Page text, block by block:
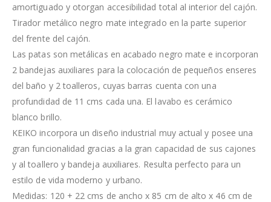
amortiguado y otorgan accesibilidad total al interior del cajón.
Tirador metálico negro mate integrado en la parte superior
del frente del cajón.
Las patas son metálicas en acabado negro mate e incorporan
2 bandejas auxiliares para la colocación de pequeños enseres
del baño y 2 toalleros, cuyas barras cuenta con una
profundidad de 11 cms cada una. El lavabo es cerámico
blanco brillo.
KEIKO incorpora un diseño industrial muy actual y posee una
gran funcionalidad gracias a la gran capacidad de sus cajones
y al toallero y bandeja auxiliares. Resulta perfecto para un
estilo de vida moderno y urbano.
Medidas: 120 + 22 cms de ancho x 85 cm de alto x 46 cm de